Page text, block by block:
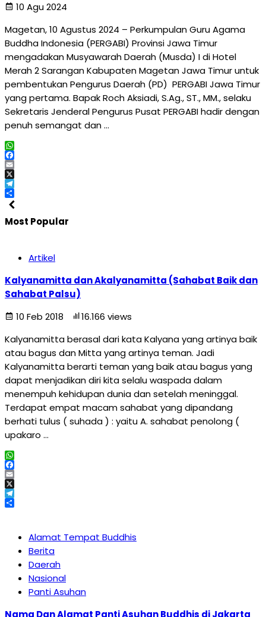
10 Agu 2024
Magetan, 10 Agustus 2024 – Perkumpulan Guru Agama
Buddha Indonesia (PERGABI) Provinsi Jawa Timur
mengadakan Musyawarah Daerah (Musda) I di Hotel
Merah 2 Sarangan Kabupaten Magetan Jawa Timur untuk
pembentukan Pengurus Daerah (PD) PERGABI Jawa Timur
yang pertama. Bapak Roch Aksiadi, S.Ag., ST., MM., selaku
Sekretaris Jenderal Pengurus Pusat PERGABI hadir dengan
penuh semangat dan …
WhatsApp
Facebook
Email
X
Telegram
Share
Most Popular
Artikel
Kalyanamitta dan Akalyanamitta (Sahabat Baik dan
Sahabat Palsu)
10 Feb 2018
16.166 views
Kalyanamitta berasal dari kata Kalyana yang artinya baik
atau bagus dan Mitta yang artinya teman. Jadi
Kalyanamitta berarti teman yang baik atau bagus yang
dapat menjadikan diri kita selalu waspada dalam
menempuh kehidupan dunia dan setelah meninggal.
Terdapat empat macam sahabat yang dipandang
berhati tulus ( suhada ) : yaitu A. sahabat penolong (
upakaro …
WhatsApp
Facebook
Email
X
Telegram
Alamat Tempat Buddhis
Berita
Daerah
Nasional
Panti Asuhan
Nama Dan Alamat Panti Asuhan Buddhis di Jakarta